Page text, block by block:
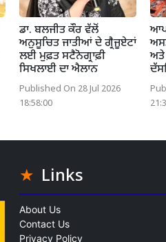
ਡਾ. ਬਲਜੀਤ ਕੌਰ ਵੱਲੋਂ
ਅਨੁਸੂਚਿਤ ਜਾਤੀਆਂ ਦੇ ਗ੍ਰੈਜੂਏਟਾਂ
ਲਈ ਮੁਫ਼ਤ ਸਟੈਨੋਗ੍ਰਾਫ਼ੀ
ਸਿਖਲਾਈ ਦਾ ਐਲਾਨ
Published On 28 Jul 2026
18:58:00
ਆਪ
ਅਤੇ
Links
About Us
Contact Us
Privacy Policy